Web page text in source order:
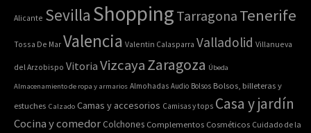
Alicante Sevilla Shopping Tarragona Tenerife
Tossa De Mar Valencia Valentin Calasparra Valladolid Villanueva
del Arzobispo Vitoria VizcayaZaragoza Úbeda
Almacenamiento de ropa y armarios Almohadas Audio Bolsos Bolsos, billeteras y
estuches Calzado Camas y accesorios Camisas y tops Casa y jardín
Cocina y comedor Colchones Complementos Cosméticos Cuidado de la